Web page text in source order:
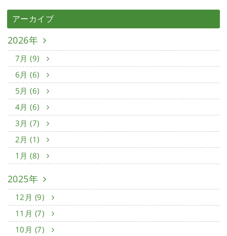
アーカイブ
2026年
7月 (9)
6月 (6)
5月 (6)
4月 (6)
3月 (7)
2月 (1)
1月 (8)
2025年
12月 (9)
11月 (7)
10月 (7)